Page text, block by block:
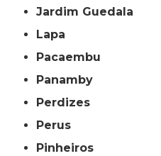
Jardim Guedala
Lapa
Pacaembu
Panamby
Perdizes
Perus
Pinheiros